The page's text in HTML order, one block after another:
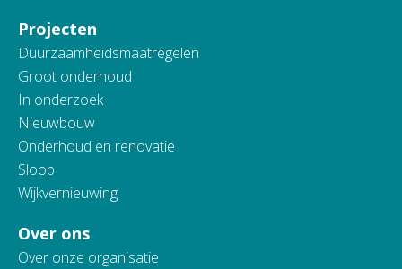
Projecten
Duurzaamheidsmaatregelen
Groot onderhoud
In onderzoek
Nieuwbouw
Onderhoud en renovatie
Sloop
Wijkvernieuwing
Over ons
Over onze organisatie